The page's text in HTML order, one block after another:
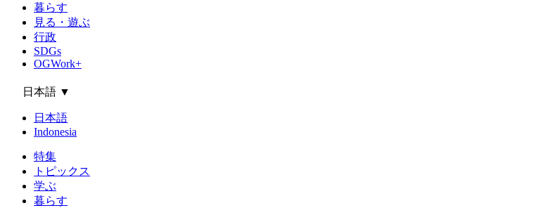
暮らす
見る・遊ぶ
行政
SDGs
OGWork+
日本語 ▼
日本語
Indonesia
特集
トピックス
学ぶ
暮らす